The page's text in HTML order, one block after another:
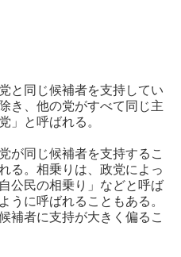
と同じ候補者を支持してい
き、他の党がすべて同じ主
」と呼ばれる。
が同じ候補者を支持するこ
る。相乗りは、政党によっ
公民の相乗り」などと呼ば
うに呼ばれることもある。
補者に支持が大きく偏るこ